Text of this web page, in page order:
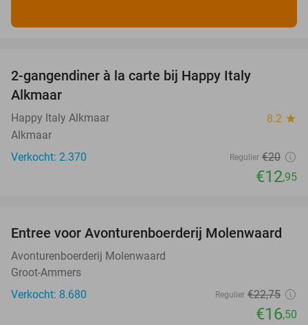
2-gangendiner à la carte bij Happy Italy
Alkmaar
Happy Italy Alkmaar 8.2 star
Alkmaar
Verkocht: 2.370
Regulier €20
€12,95
27%
Entree voor Avonturenboerderij Molenwaard
Avonturenboerderij Molenwaard
Groot-Ammers
Verkocht: 8.680
Regulier €22,75
€16,50